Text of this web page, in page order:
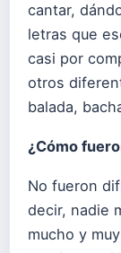
cantar,
letras que
casi por
otros
balada,
¿Cómo
No fueron
decir, nadie
mucho y